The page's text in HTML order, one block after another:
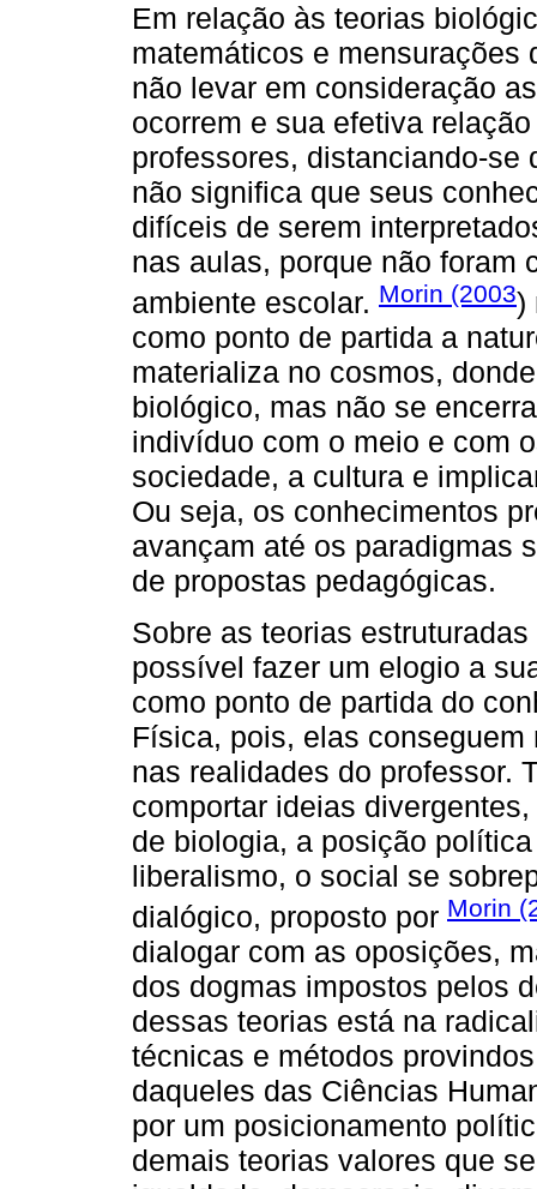
Em relação às teorias
matemáticos e
não levar em consideração
ocorrem e sua efetiva
professores, distanciando-se
não significa que seus
difíceis de serem
nas aulas, porque não foram
ambiente escolar. Morin (2003)
como ponto de partida a
materializa no cosmos,
biológico, mas não se
indivíduo com o meio e com
sociedade, a cultura e
Ou seja, os conhecimentos
avançam até os paradigmas
de propostas pedagógicas.
Sobre as teorias
possível fazer um elogio a
como ponto de partida do
Física, pois, elas
nas realidades do professor.
comportar ideias
de biologia, a posição
liberalismo, o social se
dialógico, proposto por Morin
dialogar com as oposições,
dos dogmas impostos pelos
dessas teorias está na
técnicas e métodos
daqueles das Ciências
por um posicionamento
demais teorias valores que